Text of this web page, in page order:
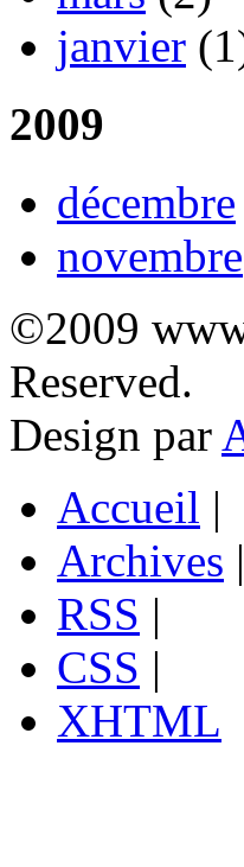
janvier
2009
décembre
novembre
©2009
Reserved.
Design par
Accueil |
Archives |
RSS |
CSS |
XHTML